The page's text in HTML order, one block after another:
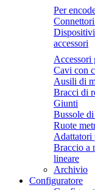
Per
accessori
Accessori
Cavi con
Ausili di
Bracci di
Giunti
Bussole
Ruote
Adattatori
Braccio a
lineare
Archivio
Configuratore